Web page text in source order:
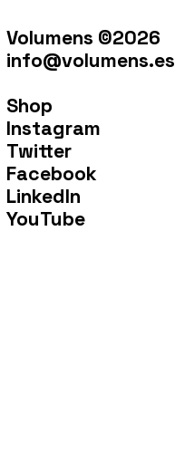
Volumens ©2026
info@volumens.es
Shop
Instagram
Twitter
Facebook
LinkedIn
YouTube